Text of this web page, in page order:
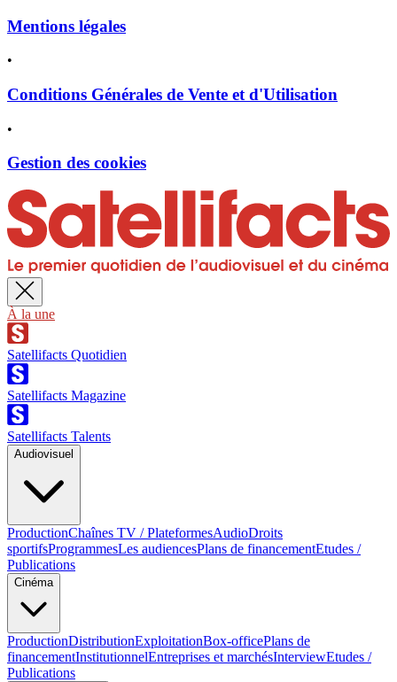
Mentions légales
•
Conditions Générales de Vente et d'Utilisation
•
Gestion des cookies
À la une
Satellifacts Quotidien
Satellifacts Magazine
Satellifacts Talents
Audiovisuel
ProductionChaînes TV / PlateformesAudioDroits
sportifsProgrammesLes audiencesPlans de financementEtudes /
Publications
Cinéma
ProductionDistributionExploitationBox-officePlans de
financementInstitutionnelEntreprises et marchésInterviewEtudes /
Publications